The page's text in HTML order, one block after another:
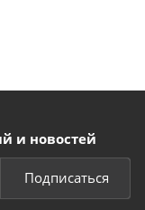
и новостей
Подписаться